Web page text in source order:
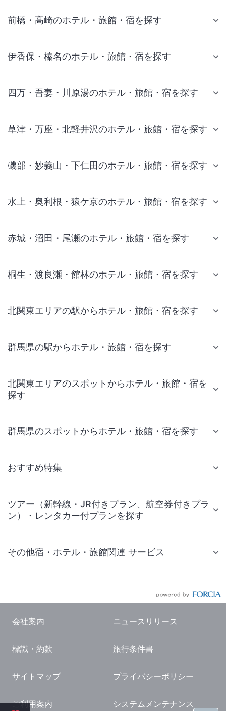
前橋・高崎のホテル・旅館・宿を探す
伊香保・榛名のホテル・旅館・宿を探す
四万・吾妻・川原湯のホテル・旅館・宿を探す
草津・万座・北軽井沢のホテル・旅館・宿を探す
磯部・妙義山・下仁田のホテル・旅館・宿を探す
水上・奥利根・猿ケ京のホテル・旅館・宿を探す
赤城・沼田・尾瀬のホテル・旅館・宿を探す
桐生・渡良瀬・館林のホテル・旅館・宿を探す
北関東エリアの駅からホテル・旅館・宿を探す
群馬県の駅からホテル・旅館・宿を探す
北関東エリアのスポットからホテル・旅館・宿を
探す
群馬県のスポットからホテル・旅館・宿を探す
おすすめ特集
ツアー（新幹線・JR付きプラン、航空券付きプラ
ン）・レンタカー付プランを探す
その他宿・ホテル・旅館関連 サービス
国内観光ガイド
旅行・観光情報
会社案内 ニュースリリース
標識・約款 旅行条件書
サイトマップ プライバシーポリシー
ご利用案内 システムメンテナンス